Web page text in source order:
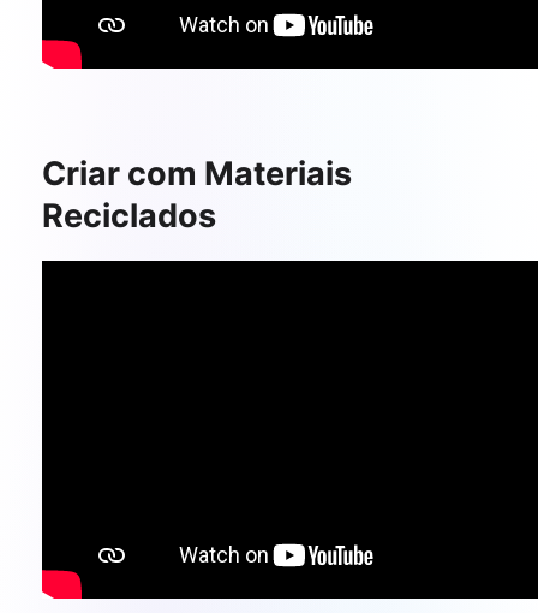
Criar com Materiais
Reciclados